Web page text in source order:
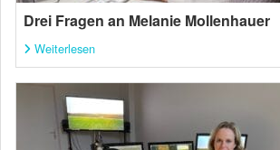
Drei Fragen an Melanie Mollenhauer
Weiterlesen